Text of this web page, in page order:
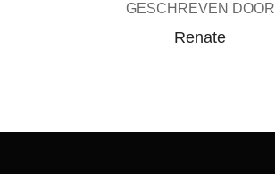
GESCHREVEN DOOR
Renate